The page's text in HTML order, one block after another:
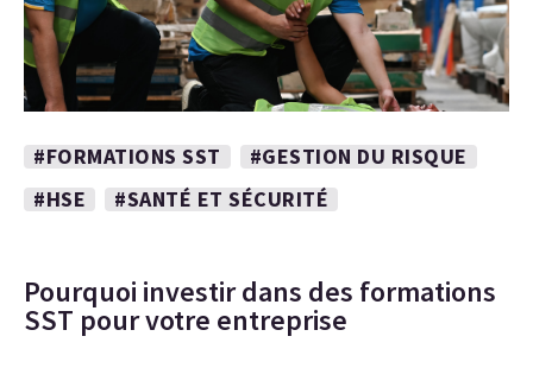
#FORMATIONS SST
#GESTION DU RISQUE
#HSE
#SANTÉ ET SÉCURITÉ
Pourquoi investir dans des formations
SST pour votre entreprise